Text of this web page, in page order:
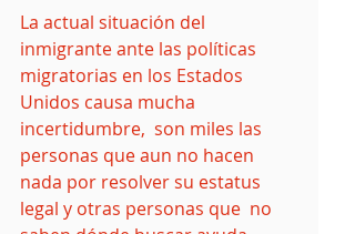
La actual situación del
inmigrante ante las políticas
migratorias en los Estados
Unidos causa mucha
incertidumbre,  son miles las
personas que aun no hacen
nada por resolver su estatus
legal y otras personas que  no